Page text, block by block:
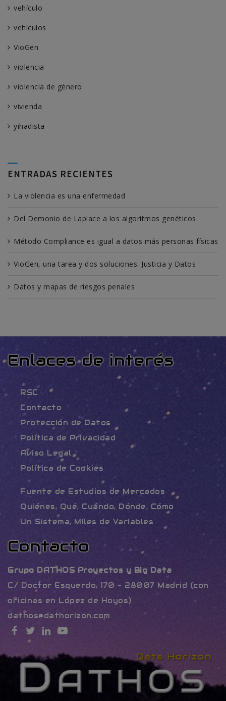
vehículo
vehículos
VioGen
violencia
violencia de género
vivienda
yihadista
ENTRADAS RECIENTES
La violencia es una enfermedad
Del Demonio de Laplace a los algoritmos genéticos
Método Compliance es igual a datos más personas físicas
VioGen, una tarea y dos soluciones: Justicia y Datos
Datos y mapas de riesgos penales
Enlaces de interés
RSC
Contacto
Protección de Datos
Política de Privacidad
Aviso Legal
Política de Cookies
Fuente de Estudios de Mercados
Quiénes, Qué, Cuándo, Dónde, Cómo
Un Sistema, Miles de Variables
Contacto
Grupo DATHOS Proyectos y Big Data
C/ Doctor Esquerdo, 170 – 28007 Madrid (con
oficinas en López de Hoyos)
dathos@dathorizon.com